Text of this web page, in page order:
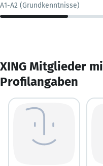
A1-A2 (Grundkenntnisse)
XING Mitglieder
Profilangaben